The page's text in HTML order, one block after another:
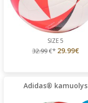
SIZE 5
32.99€* 29.99€
Adidas® kamuolys